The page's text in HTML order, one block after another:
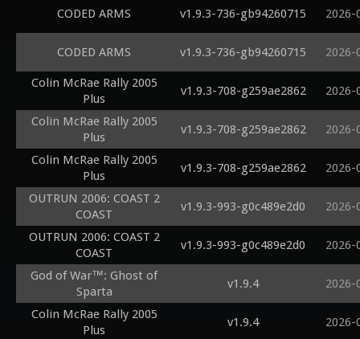
CODED ARMS v1.9.3-736-gb94260715 2026-
CODED ARMS v1.9.3-736-gb94260715 2026-
Colin McRae Rally 2005
Plus
v1.9.3-708-g259ae2862 2026-
Colin McRae Rally 2005
Plus
v1.9.3-708-g259ae2862 2026-
Colin McRae Rally 2005
Plus
v1.9.3-708-g259ae2862 2026-
OUTRUN 2006: COAST 2
COAST
v1.9.3-993-g0c489e2d0 2026-
OUTRUN 2006: COAST 2
COAST
v1.9.3-993-g0c489e2d0 2026-
God of War™: Ghost of
Sparta
v1.9.4 2026-
Colin McRae Rally 2005
Plus
v1.9.4 2026-